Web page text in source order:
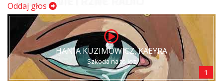
Oddaj głos
HANIA KUZIMOWICZ, KAEYRA
Szkoda na to łez
1